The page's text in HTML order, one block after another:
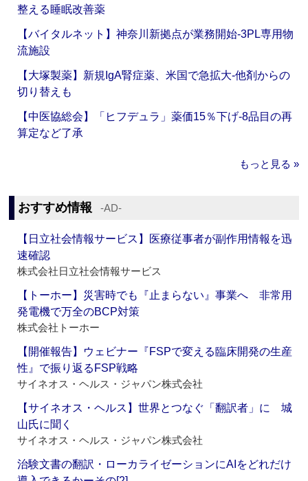
整える睡眠改善薬
【バイタルネット】神奈川新拠点が業務開始‐3PL専用物
流施設
【大塚製薬】新規IgA腎症薬、米国で急拡大‐他剤からの
切り替えも
【中医協総会】「ヒフデュラ」薬価15％下げ‐8品目の再
算定など了承
もっと見る »
おすすめ情報 ‐AD‐
【日立社会情報サービス】医療従事者が副作用情報を迅
速確認
株式会社日立社会情報サービス
【トーホー】災害時でも『止まらない』事業へ 非常用
発電機で万全のBCP対策
株式会社トーホー
【開催報告】ウェビナー『FSPで変える臨床開発の生産
性』で振り返るFSP戦略
サイネオス・ヘルス・ジャパン株式会社
【サイネオス・ヘルス】世界とつなぐ「翻訳者」に 城
山氏に聞く
サイネオス・ヘルス・ジャパン株式会社
治験文書の翻訳・ローカライゼーションにAIをどれだけ